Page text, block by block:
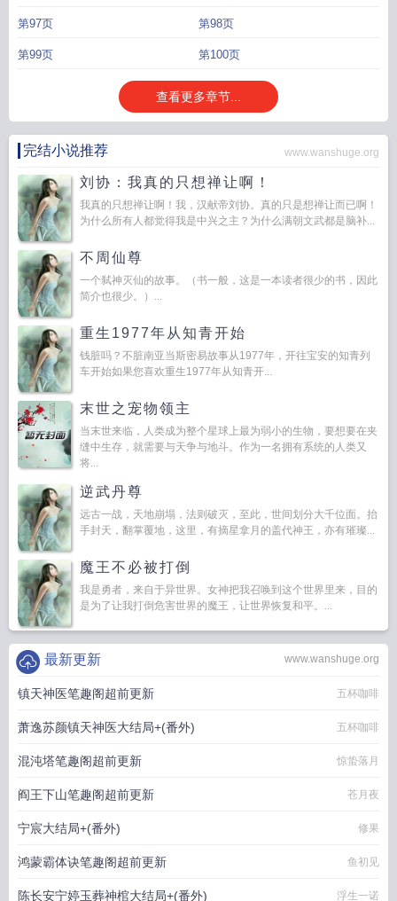
第97页 第98页
第99页 第100页
查看更多章节...
完结小说推荐 www.wanshuge.org
刘协：我真的只想禅让啊！
我真的只想禅让啊！我，汉献帝刘协。真的只是想禅让而已啊！
为什么所有人都觉得我是中兴之主？为什么满朝文武都是脑补...
不周仙尊
一个弑神灭仙的故事。（书一般，这是一本读者很少的书，因此
简介也很少。）...
重生1977年从知青开始
钱脏吗？不脏南亚当斯密易故事从1977年，开往宝安的知青列
车开始如果您喜欢重生1977年从知青开...
末世之宠物领主
当末世来临，人类成为整个星球上最为弱小的生物，要想要在夹
缝中生存，就需要与天争与地斗。作为一名拥有系统的人类又
将...
逆武丹尊
远古一战，天地崩塌，法则破灭，至此，世间划分大千位面。抬
手封天，翻掌覆地，这里，有摘星拿月的盖代神王，亦有璀璨...
魔王不必被打倒
我是勇者，来自于异世界。女神把我召唤到这个世界里来，目的
是为了让我打倒危害世界的魔王，让世界恢复和平。...
www.wanshuge.org
最新更新
镇天神医笔趣阁超前更新 五杯咖啡
萧逸苏颜镇天神医大结局+(番外) 五杯咖啡
混沌塔笔趣阁超前更新 惊蛰落月
阎王下山笔趣阁超前更新 苍月夜
宁宸大结局+(番外) 修果
鸿蒙霸体诀笔趣阁超前更新 鱼初见
陈长安宁婷玉葬神棺大结局+(番外) 浮生一诺